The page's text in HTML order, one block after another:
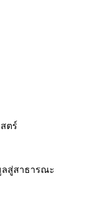
ตร์
ลสู่สาธารณะ